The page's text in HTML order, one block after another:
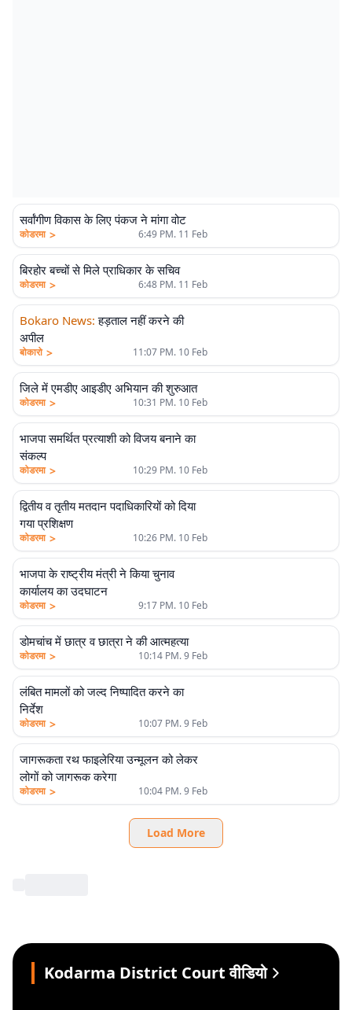
सर्वांगीण विकास के लिए पंकज ने मांगा वोट
कोडरमा > 6:49 PM. 11 Feb
बिरहोर बच्चों से मिले प्राधिकार के सचिव
कोडरमा > 6:48 PM. 11 Feb
Bokaro News: हड़ताल नहीं करने की
अपील
बोकारो > 11:07 PM. 10 Feb
जिले में एमडीए आइडीए अभियान की शुरुआत
कोडरमा > 10:31 PM. 10 Feb
भाजपा समर्थित प्रत्याशी को विजय बनाने का
संकल्प
कोडरमा > 10:29 PM. 10 Feb
द्वितीय व तृतीय मतदान पदाधिकारियों को दिया
गया प्रशिक्षण
कोडरमा > 10:26 PM. 10 Feb
भाजपा के राष्ट्रीय मंत्री ने किया चुनाव
कार्यालय का उदघाटन
कोडरमा > 9:17 PM. 10 Feb
डोमचांच में छात्र व छात्रा ने की आत्महत्या
कोडरमा > 10:14 PM. 9 Feb
लंबित मामलों को जल्द निष्पादित करने का
निर्देश
कोडरमा > 10:07 PM. 9 Feb
जागरूकता रथ फाइलेरिया उन्मूलन को लेकर
लोगों को जागरूक करेगा
कोडरमा > 10:04 PM. 9 Feb
Load More
Kodarma District Court वीडियो